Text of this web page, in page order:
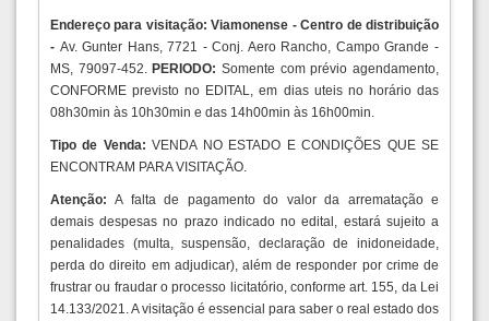
Endereço para visitação: Viamonense - Centro de distribuição
- Av. Gunter Hans, 7721 - Conj. Aero Rancho, Campo Grande -
MS, 79097-452.PERIODO: Somente com prévio agendamento,
CONFORME previsto no EDITAL, em dias uteis no horário das
08h30min às 10h30min e das 14h00min às 16h00min.
Tipo de Venda:VENDA NO ESTADO E CONDIÇÕES QUE SE
ENCONTRAM PARA VISITAÇÃO.
Atenção:A falta de pagamento do valor da arrematação e
demais despesas no prazo indicado no edital, estará sujeito a
penalidades (multa, suspensão, declaração de inidoneidade,
perda do direito em adjudicar), além de responder por crime de
frustrar ou fraudar o processo licitatório, conforme art. 155, da Lei
14.133/2021. A visitação é essencial para saber o real estado dos